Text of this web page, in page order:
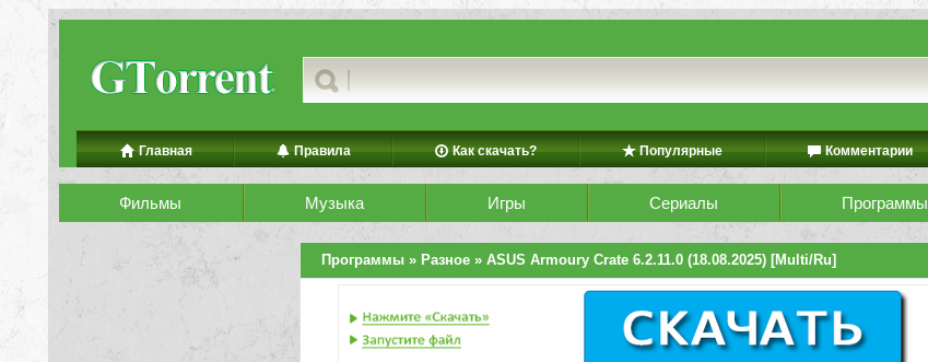
Главная Правила Как скачать? Популярные Комментарии
Фильмы Музыка Игры Сериалы Программы
Программы » Разное » ASUS Armoury Crate 6.2.11.0 (18.08.2025) [Multi/Ru]